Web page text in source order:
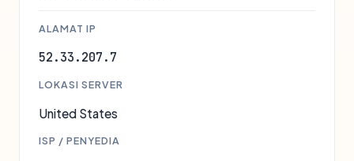
ALAMAT IP
52.33.207.7
LOKASI SERVER
United States
ISP / PENYEDIA